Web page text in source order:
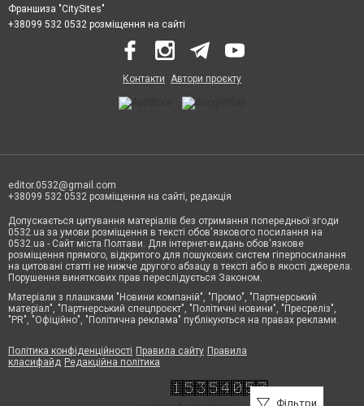
Фільтри
Франшиза "CitySites"
+38099 532 0532 розміщення на сайті
Контакти Автори проєкту
editor.0532@gmail.com
+38099 532 0532 розміщення на сайті, редакція
Допускається цитування матеріалів без отримання попередньої згоди
0532.ua за умови розміщення в тексті обов'язкового посилання на
0532.ua - Сайт міста Полтави. Для інтернет-видань обов'язкове
розміщення прямого, відкритого для пошукових систем гіперпосилання
на цитовані статті не нижче другого абзацу в тексті або в якості джерела.
Порушення виняткових прав переслідується Законом.
Матеріали з плашками "Новини компаній", "Промо", "Партнерський
матеріал", "Партнерський спецпроєкт", "Політичні новини", "Пресреліз",
"PR", "Офіційно", "Політична реклама" публікуються на правах реклами.
Політика конфіденційності Правила сайту Правила
класифайд Редакційна політика